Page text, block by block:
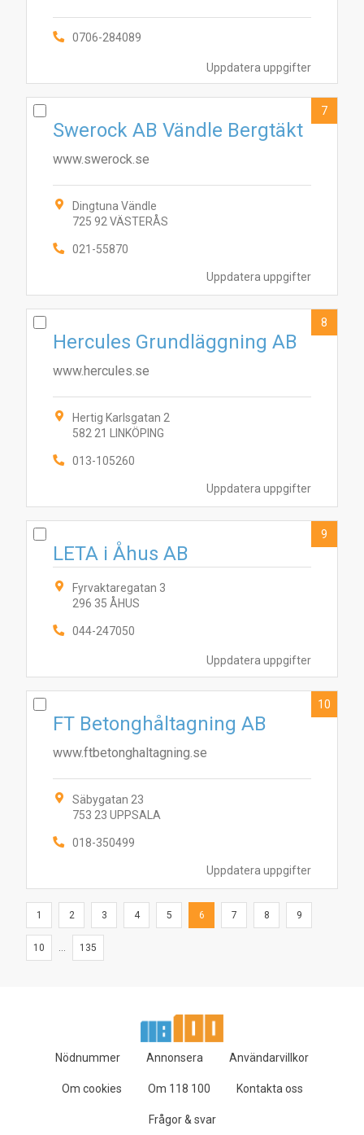
Uppdatera uppgifter
0706-284089
Uppdatera uppgifter
Swerock AB Vändle Bergtäkt
www.swerock.se
Dingtuna Vändle
725 92 VÄSTERÅS
021-55870
7
Uppdatera uppgifter
Hercules Grundläggning AB
www.hercules.se
Hertig Karlsgatan 2
582 21 LINKÖPING
013-105260
8
Uppdatera uppgifter
LETA i Åhus AB
Fyrvaktaregatan 3
296 35 ÅHUS
044-247050
9
Uppdatera uppgifter
FT Betonghåltagning AB
www.ftbetonghaltagning.se
Säbygatan 23
753 23 UPPSALA
018-350499
10
1 2 3 4 5 6 7 8 9
10 ... 135
Nödnummer Annonsera Användarvillkor
Om cookies Om 118 100 Kontakta oss
Frågor & svar